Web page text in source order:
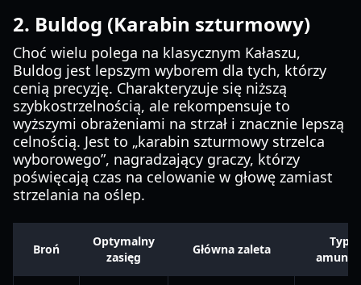
2. Buldog (Karabin szturmowy)
Choć wielu polega na klasycznym Kałaszu,
Buldog jest lepszym wyborem dla tych, którzy
cenią precyzję. Charakteryzuje się niższą
szybkostrzelnością, ale rekompensuje to
wyższymi obrażeniami na strzał i znacznie lepszą
celnością. Jest to „karabin szturmowy strzelca
wyborowego”, nagradzający graczy, którzy
poświęcają czas na celowanie w głowę zamiast
strzelania na oślep.
Broń
Optymalny
zasięg
Główna zaleta
Typ